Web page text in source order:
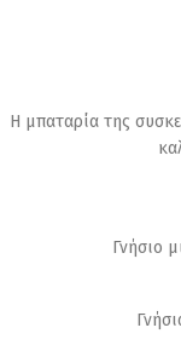
Η μπαταρία της
Γνήσιο